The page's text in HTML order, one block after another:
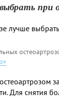
при
Для снятия